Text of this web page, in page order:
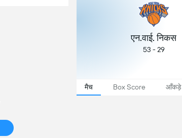
एन.वाई. निकस
53 - 29
मैच Box Score आँकड़े